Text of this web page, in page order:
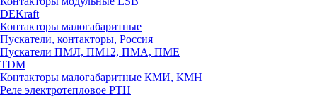
DEKraft
Контакторы малогабаритные
Пускатели, контакторы, Россия
Пускатели ПМЛ, ПМ12, ПМА, ПМЕ
TDM
Контакторы малогабаритные КМИ, КМН
Реле электротепловое РТН